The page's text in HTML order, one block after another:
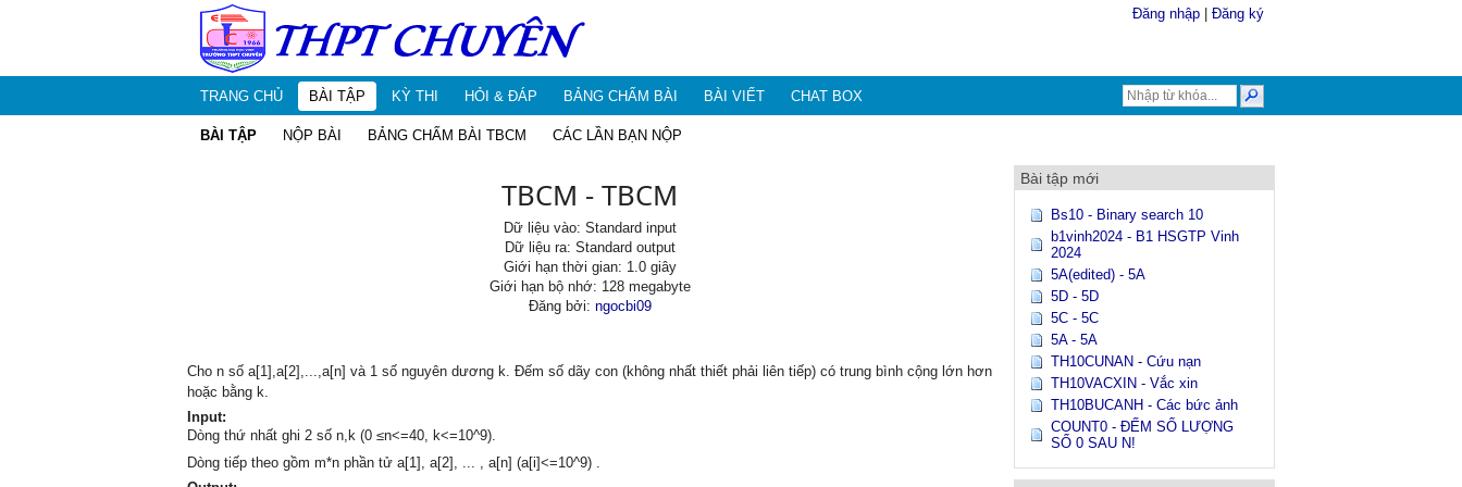
Đăng nhập Đăng ký
TRANG CHỦ BÀI TẬP KỲ THI HỎI & ĐÁP BẢNG CHẤM BÀI BÀI VIẾT CHAT BOX
BÀI TẬP NỘP BÀI BẢNG CHẤM BÀI TBCM CÁC LẦN BẠN NỘP
TBCM - TBCM
Dữ liệu vào: Standard input
Dữ liệu ra: Standard output
Giới hạn thời gian: 1.0 giây
Giới hạn bộ nhớ: 128 megabyte
Đăng bởi: ngocbi09
Cho n số a[1],a[2],...,a[n] và 1 số nguyên dương k. Đếm số dãy con (không nhất thiết phải liên tiếp) có trung bình cộng lớn hơn
hoặc bằng k.
Input:
Dòng thứ nhất ghi 2 số n,k (0 ≤n<=40, k<=10^9).
Dòng tiếp theo gồm m*n phần tử a[1], a[2], ... , a[n] (a[i]<=10^9) .
Bài tập mới
Bs10 - Binary search 10
b1vinh2024 - B1 HSGTP Vinh
2024
5A(edited) - 5A
5D - 5D
5C - 5C
5A - 5A
TH10CUNAN - Cứu nạn
TH10VACXIN - Vắc xin
TH10BUCANH - Các bức ảnh
COUNT0 - ĐẾM SỐ LƯỢNG
SỐ 0 SAU N!